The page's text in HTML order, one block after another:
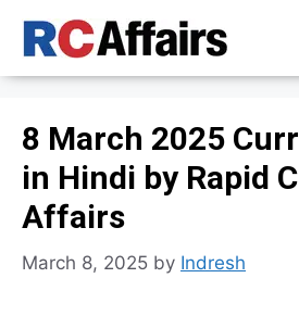
8 March 2025
in Hindi by Rapid
Affairs
March 8, 2025 by Indresh